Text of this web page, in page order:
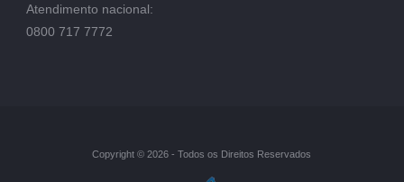
Atendimento nacional:
0800 717 7772
Copyright © 2026 - Todos os Direitos Reservados